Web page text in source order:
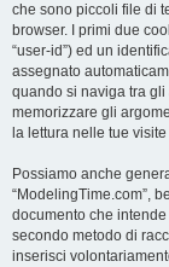
che sono piccoli file di
browser. I primi due
“user-id”) ed un
assegnato
quando si naviga tra gli
memorizzare gli
la lettura nelle tue
Possiamo anche
“ModelingTime.com”,
documento che intende
secondo metodo di
inserisci